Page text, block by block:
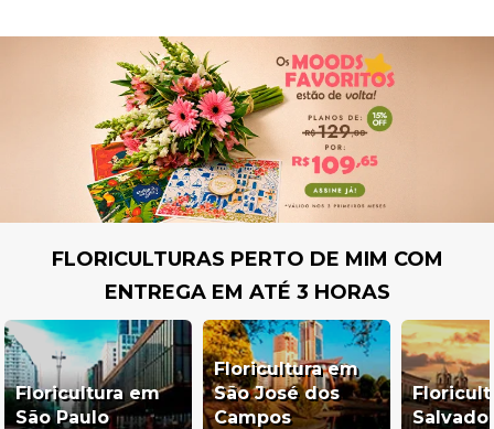
FLORICULTURAS PERTO DE MIM COM
ENTREGA EM ATÉ 3 HORAS
Floricultura em
São Paulo
Floricultura em
São José dos
Campos